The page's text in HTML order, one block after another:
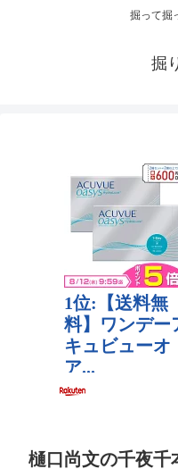
掘って掘
掘
樋口尚文の千夜千